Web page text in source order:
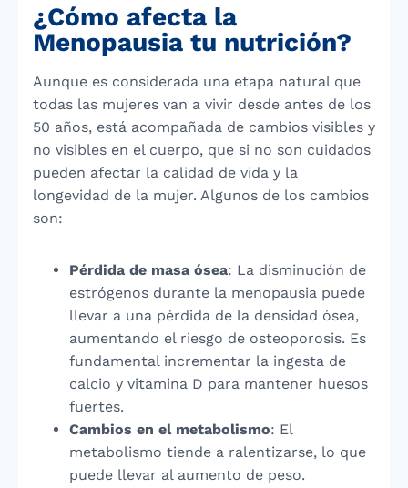
¿Cómo afecta la
Menopausia tu nutrición?
Aunque es considerada una etapa natural que
todas las mujeres van a vivir desde antes de los
50 años, está acompañada de cambios visibles y
no visibles en el cuerpo, que si no son cuidados
pueden afectar la calidad de vida y la
longevidad de la mujer. Algunos de los cambios
son:
Pérdida de masa ósea: La disminución de
estrógenos durante la menopausia puede
llevar a una pérdida de la densidad ósea,
aumentando el riesgo de osteoporosis. Es
fundamental incrementar la ingesta de
calcio y vitamina D para mantener huesos
fuertes.
Cambios en el metabolismo: El
metabolismo tiende a ralentizarse, lo que
puede llevar al aumento de peso.